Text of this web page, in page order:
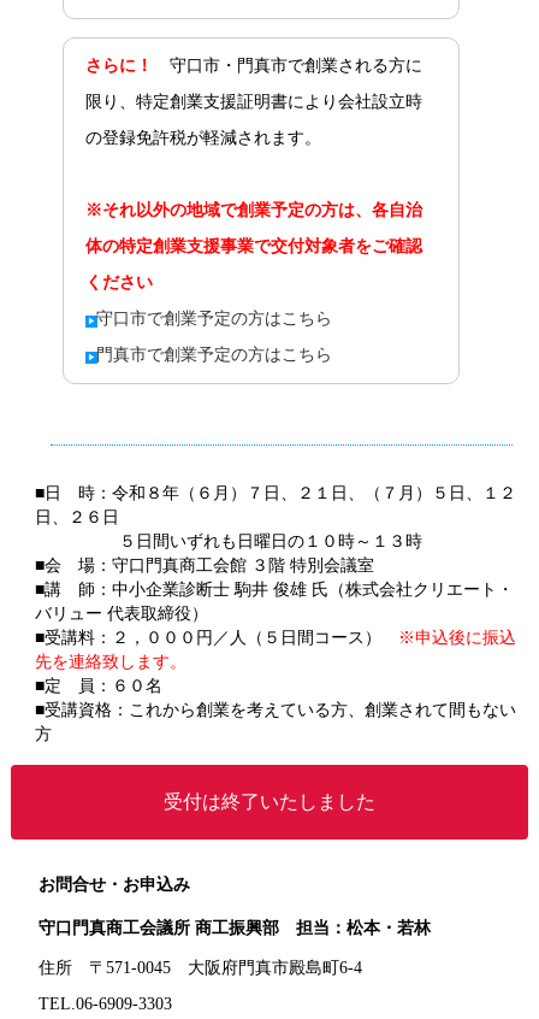
さらに！
守口市・門真市で創業される方に
限り、特定創業支援証明書により会社設立時
の登録免許税が軽減されます。
※それ以外の地域で創業予定の方は、各自治
体の特定創業支援事業で交付対象者をご確認
ください
守口市で創業予定の方はこちら
門真市で創業予定の方はこちら
■日 時：令和８年（６月）７日、２１日、（７月）５日、１２
日、２６日
５日間いずれも日曜日の１０時～１３時
■会 場：守口門真商工会館 ３階 特別会議室
■講 師：中小企業診断士 駒井 俊雄 氏（株式会社クリエート・
バリュー 代表取締役）
■受講料：２，０００円／人（５日間コース）
※申込後に振込
先を連絡致します。
■定 員：６０名
■受講資格：これから創業を考えている方、創業されて間もない
方
受付は終了いたしました
お問合せ・お申込み
守口門真商工会議所 商工振興部 担当：松本・若林
住所 〒571-0045 大阪府門真市殿島町6-4
TEL.06-6909-3303